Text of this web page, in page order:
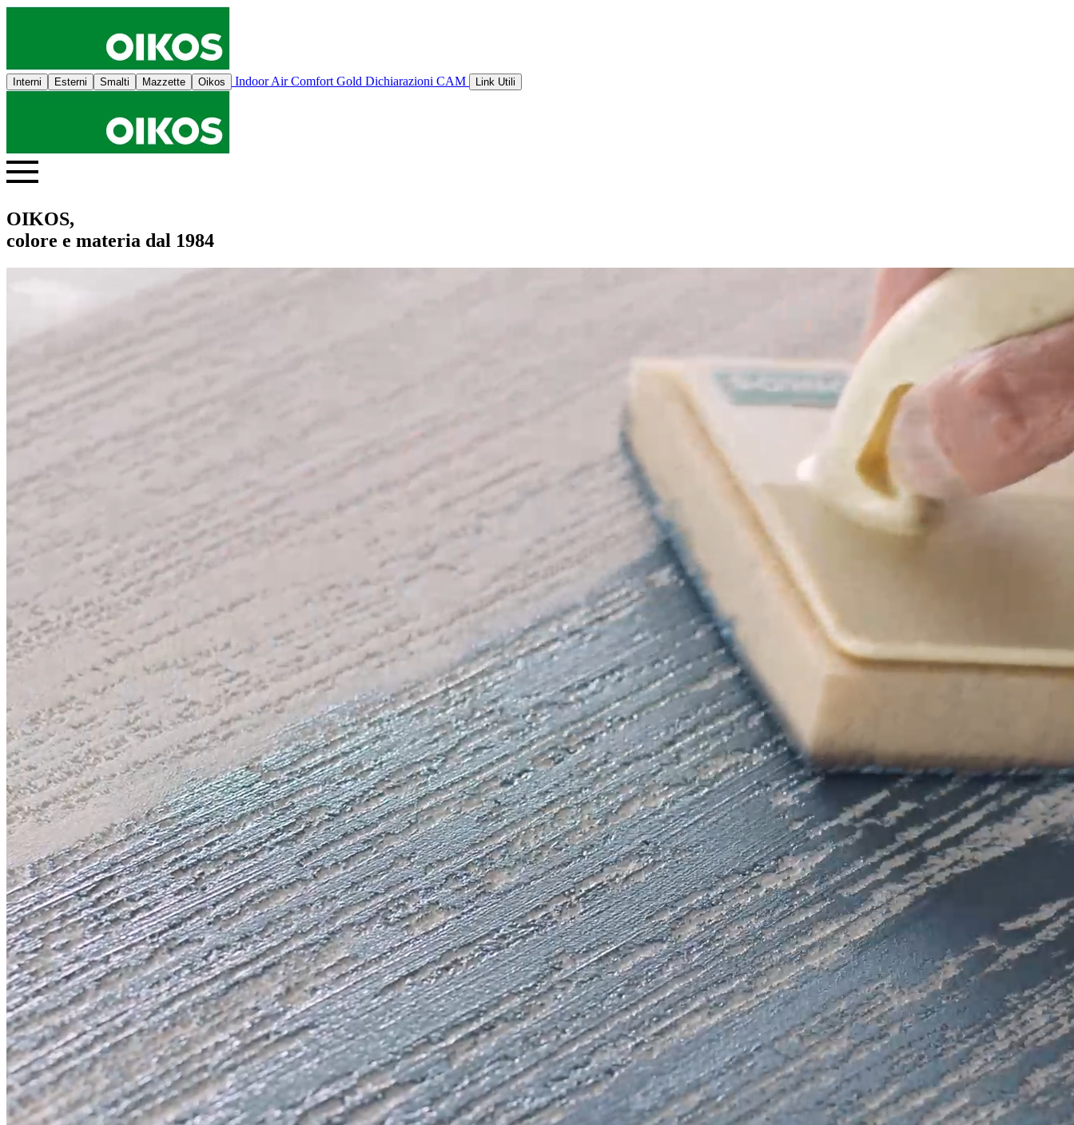
Interni Esterni Smalti Mazzette Oikos Indoor Air Comfort Gold Dichiarazioni CAM Link Utili
OIKOS,
colore e materia dal 1984